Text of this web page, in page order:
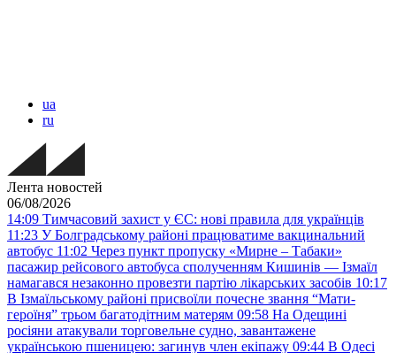
ua
ru
Лента новостей
06/08/2026
14:09 Тимчасовий захист у ЄС: нові правила для українців
11:23 У Болградському районі працюватиме вакцинальний
автобус 11:02 Через пункт пропуску «Мирне – Табаки»
пасажир рейсового автобуса сполученням Кишинів — Ізмаїл
намагався незаконно провезти партію лікарських засобів 10:17
В Ізмаїльському районі присвоїли почесне звання “Мати-
героїня” трьом багатодітним матерям 09:58 На Одещині
росіяни атакували торговельне судно, завантажене
українською пшеницею: загинув член екіпажу 09:44 В Одесі